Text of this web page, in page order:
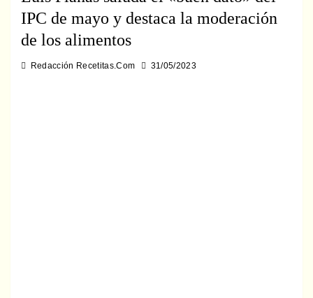
IPC de mayo y destaca la moderación
de los alimentos
Redacción Recetitas.Com 31/05/2023